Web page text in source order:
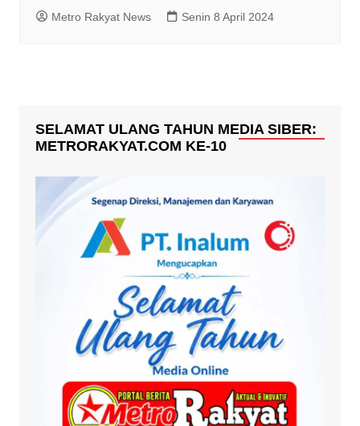
Metro Rakyat News Senin 8 April 2024
SELAMAT ULANG TAHUN MEDIA SIBER:
METRORAKYAT.COM KE-10